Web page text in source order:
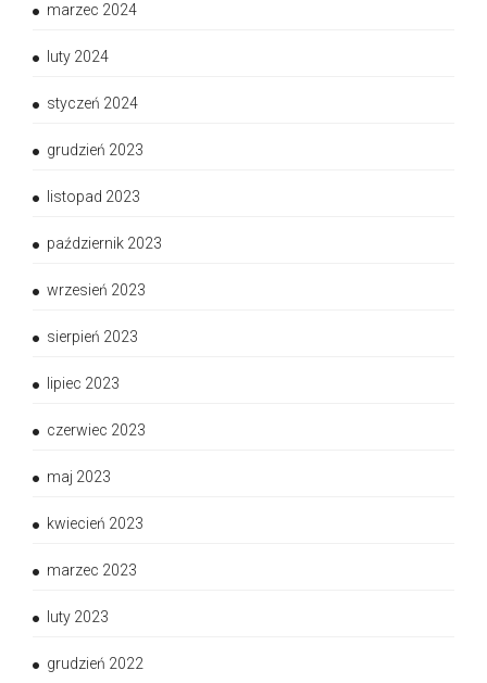
marzec 2024
luty 2024
styczeń 2024
grudzień 2023
listopad 2023
październik 2023
wrzesień 2023
sierpień 2023
lipiec 2023
czerwiec 2023
maj 2023
kwiecień 2023
marzec 2023
luty 2023
grudzień 2022